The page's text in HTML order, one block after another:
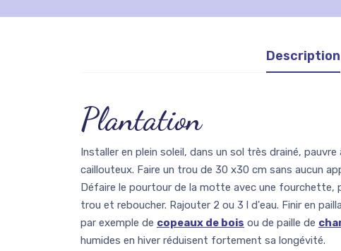
Description
Plantation
Installer en plein soleil, dans un sol très drainé, pauvre
caillouteux. Faire un trou de 30 x30 cm sans aucun
Défaire le pourtour de la motte avec une fourchette,
trou et reboucher. Rajouter 2 ou 3 l d'eau. Finir en
par exemple de copeaux de bois ou de paille de
humides en hiver réduisent fortement sa longévité.